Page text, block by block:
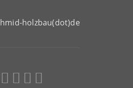
holzbau(dot)de